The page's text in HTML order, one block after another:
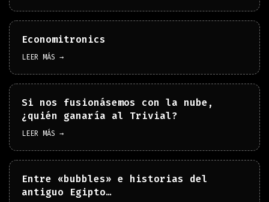
Economitronics
LEER MÁS →
Si nos fusionásemos con la nube,
¿quién ganaría al Trivial?
LEER MÁS →
Entre «bubbles» e historias del
antiguo Egipto…